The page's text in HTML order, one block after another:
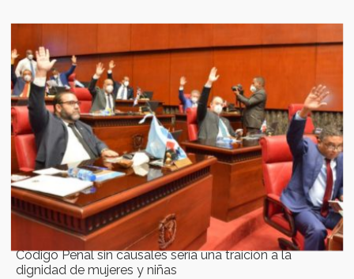
Código Penal sin causales sería una traición a la
dignidad de mujeres y niñas